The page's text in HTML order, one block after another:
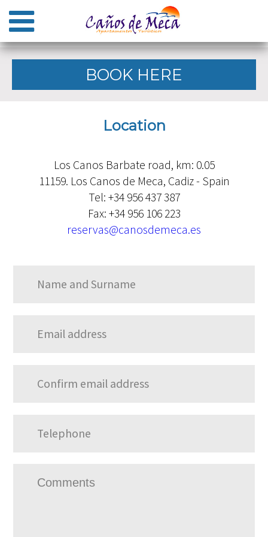
BOOK HERE
Location
Los Canos Barbate road, km: 0.05
11159. Los Canos de Meca, Cadiz - Spain
Tel: +34 956 437 387
Fax: +34 956 106 223
reservas@canosdemeca.es